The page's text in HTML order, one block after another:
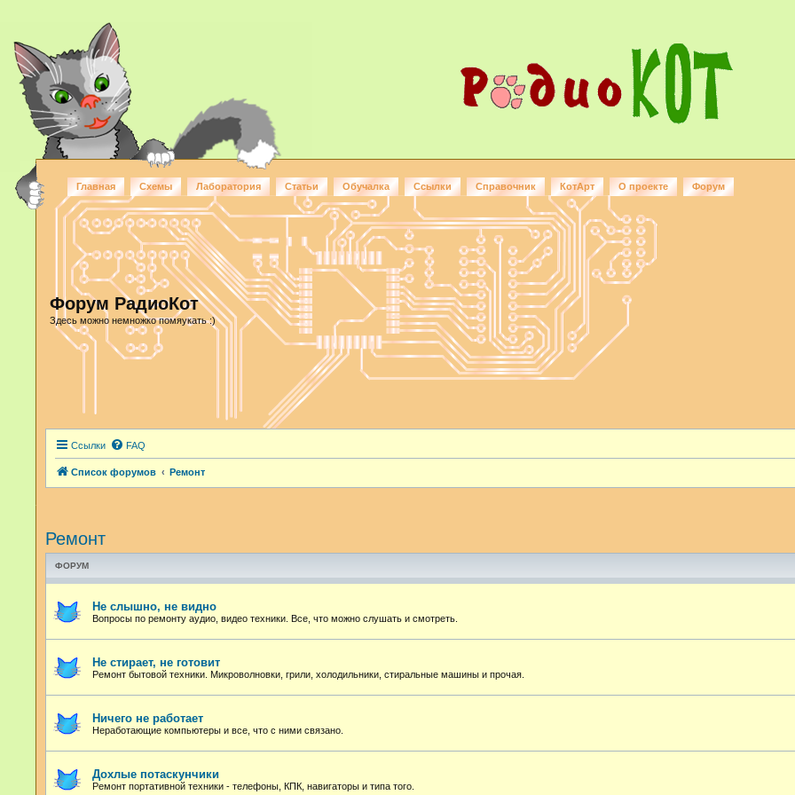
Главная Схемы Лаборатория Статьи Обучалка Ссылки Справочник КотАрт О проекте Форум
Форум РадиоКот
Здесь можно немножко помяукать :)
Ссылки FAQ
Список форумов Ремонт
Ремонт
ФОРУМ
Не слышно, не видно
Вопросы по ремонту аудио, видео техники. Все, что можно слушать и смотреть.
Не стирает, не готовит
Ремонт бытовой техники. Микроволновки, грили, холодильники, стиральные машины и прочая.
Ничего не работает
Неработающие компьютеры и все, что с ними связано.
Дохлые потаскунчики
Ремонт портативной техники - телефоны, КПК, навигаторы и типа того.